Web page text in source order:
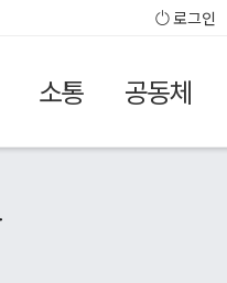
로그인
소통 공동체